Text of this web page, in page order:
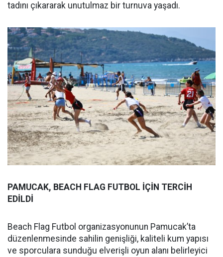
tadını çıkararak unutulmaz bir turnuva yaşadı.
PAMUCAK, BEACH FLAG FUTBOL İÇİN TERCİH
EDİLDİ
Beach Flag Futbol organizasyonunun Pamucak’ta
düzenlenmesinde sahilin genişliği, kaliteli kum yapısı
ve sporculara sunduğu elverişli oyun alanı belirleyici